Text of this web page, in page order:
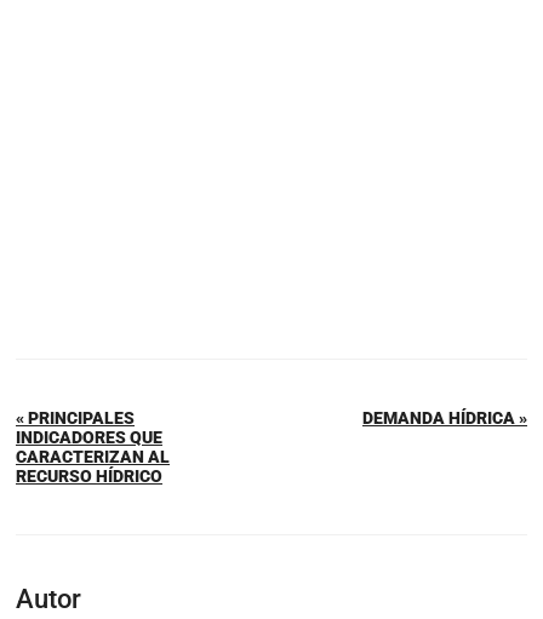
« PRINCIPALES
INDICADORES QUE
CARACTERIZAN AL
RECURSO HÍDRICO
DEMANDA HÍDRICA »
Autor